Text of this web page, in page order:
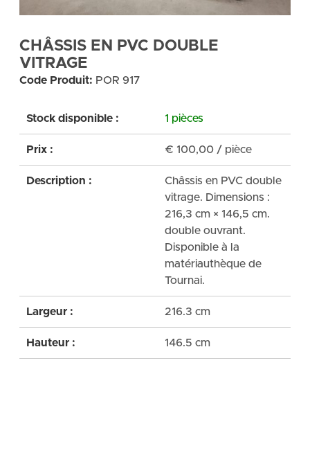
CHÂSSIS EN PVC DOUBLE
VITRAGE
Code Produit: POR 917
Stock disponible : 1 pièces
Prix : € 100,00 / pièce
Description :
Châssis en PVC double
vitrage. Dimensions :
216,3 cm × 146,5 cm.
double ouvrant.
Disponible à la
matériauthèque de
Tournai.
Largeur : 216.3 cm
Hauteur : 146.5 cm